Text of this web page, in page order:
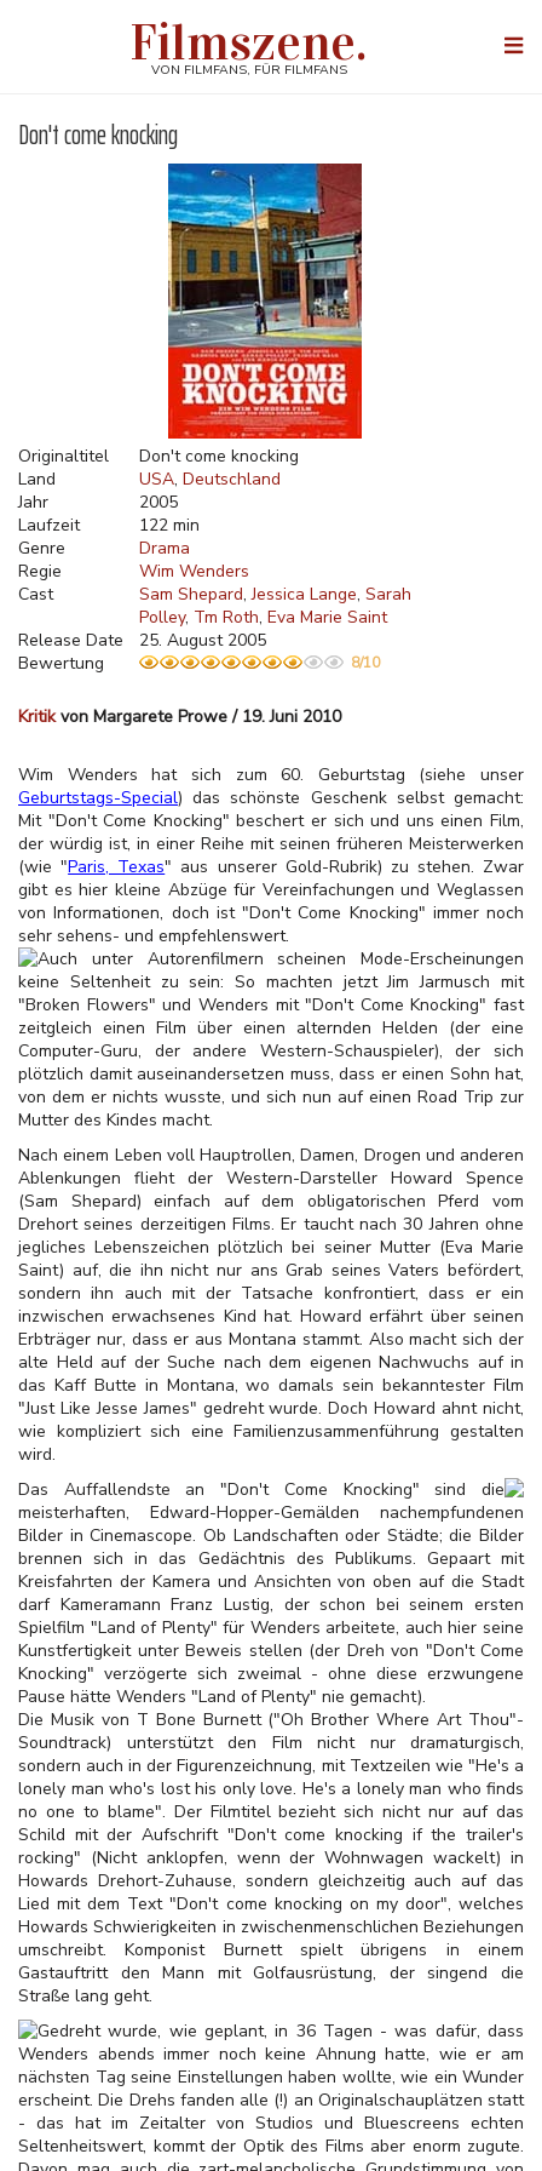
Filmszene.
VON FILMFANS, FÜR FILMFANS
Don't come knocking
Originaltitel
Don't come knocking
Land
USA Deutschland
Jahr
2005
Laufzeit
122 min
Genre
Drama
Regie
Wim Wenders
Cast
Sam Shepard Jessica Lange Sarah
Polley Tm Roth Eva Marie Saint
Release Date
25. August 2005
Bewertung
8/10
Kritikvon Margarete Prowe / 19. Juni 2010
Wim Wenders hat sich zum 60. Geburtstag (siehe unser
Geburtstags-Special) das schönste Geschenk selbst gemacht:
Mit "Don't Come Knocking" beschert er sich und uns einen Film,
der würdig ist, in einer Reihe mit seinen früheren Meisterwerken
(wie "Paris, Texas" aus unserer Gold-Rubrik) zu stehen. Zwar
gibt es hier kleine Abzüge für Vereinfachungen und Weglassen
von Informationen, doch ist "Don't Come Knocking" immer noch
sehr sehens- und empfehlenswert.
Auch unter Autorenfilmern scheinen Mode-Erscheinungen
keine Seltenheit zu sein: So machten jetzt Jim Jarmusch mit
"Broken Flowers" und Wenders mit "Don't Come Knocking" fast
zeitgleich einen Film über einen alternden Helden (der eine
Computer-Guru, der andere Western-Schauspieler), der sich
plötzlich damit auseinandersetzen muss, dass er einen Sohn hat,
von dem er nichts wusste, und sich nun auf einen Road Trip zur
Mutter des Kindes macht.
Nach einem Leben voll Hauptrollen, Damen, Drogen und anderen
Ablenkungen flieht der Western-Darsteller Howard Spence
(Sam Shepard) einfach auf dem obligatorischen Pferd vom
Drehort seines derzeitigen Films. Er taucht nach 30 Jahren ohne
jegliches Lebenszeichen plötzlich bei seiner Mutter (Eva Marie
Saint) auf, die ihn nicht nur ans Grab seines Vaters befördert,
sondern ihn auch mit der Tatsache konfrontiert, dass er ein
inzwischen erwachsenes Kind hat. Howard erfährt über seinen
Erbträger nur, dass er aus Montana stammt. Also macht sich der
alte Held auf der Suche nach dem eigenen Nachwuchs auf in
das Kaff Butte in Montana, wo damals sein bekanntester Film
"Just Like Jesse James" gedreht wurde. Doch Howard ahnt nicht,
wie kompliziert sich eine Familienzusammenführung gestalten
wird.
Das Auffallendste an "Don't Come Knocking" sind die
meisterhaften, Edward-Hopper-Gemälden nachempfundenen
Bilder in Cinemascope. Ob Landschaften oder Städte; die Bilder
brennen sich in das Gedächtnis des Publikums. Gepaart mit
Kreisfahrten der Kamera und Ansichten von oben auf die Stadt
darf Kameramann Franz Lustig, der schon bei seinem ersten
Spielfilm "Land of Plenty" für Wenders arbeitete, auch hier seine
Kunstfertigkeit unter Beweis stellen (der Dreh von "Don't Come
Knocking" verzögerte sich zweimal - ohne diese erzwungene
Pause hätte Wenders "Land of Plenty" nie gemacht).
Die Musik von T Bone Burnett ("Oh Brother Where Art Thou"-
Soundtrack) unterstützt den Film nicht nur dramaturgisch,
sondern auch in der Figurenzeichnung, mit Textzeilen wie "He's a
lonely man who's lost his only love. He's a lonely man who finds
no one to blame". Der Filmtitel bezieht sich nicht nur auf das
Schild mit der Aufschrift "Don't come knocking if the trailer's
rocking" (Nicht anklopfen, wenn der Wohnwagen wackelt) in
Howards Drehort-Zuhause, sondern gleichzeitig auch auf das
Lied mit dem Text "Don't come knocking on my door", welches
Howards Schwierigkeiten in zwischenmenschlichen Beziehungen
umschreibt. Komponist Burnett spielt übrigens in einem
Gastauftritt den Mann mit Golfausrüstung, der singend die
Straße lang geht.
Gedreht wurde, wie geplant, in 36 Tagen - was dafür, dass
Wenders abends immer noch keine Ahnung hatte, wie er am
nächsten Tag seine Einstellungen haben wollte, wie ein Wunder
erscheint. Die Drehs fanden alle (!) an Originalschauplätzen statt
- das hat im Zeitalter von Studios und Bluescreens echten
Seltenheitswert, kommt der Optik des Films aber enorm zugute.